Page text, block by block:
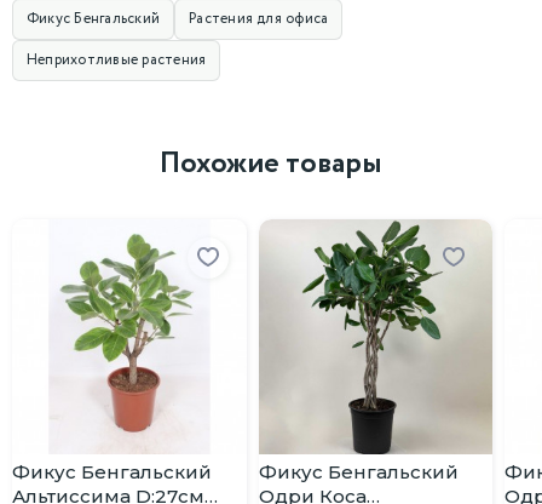
Фикус Бенгальский
Растения для офиса
Неприхотливые растения
Похожие товары
Фикус Бенгальский
Альтиссима D:27см
Фикус Бенгальский
Одри Коса